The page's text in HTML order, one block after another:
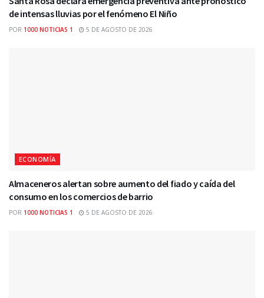
de intensas lluvias por el fenómeno El Niño
POR 1000 NOTICIAS 1 5 DE AGOSTO DE 2026
ECONOMÍA
Almaceneros alertan sobre aumento del fiado y caída del
consumo en los comercios de barrio
POR 1000 NOTICIAS 1 5 DE AGOSTO DE 2026